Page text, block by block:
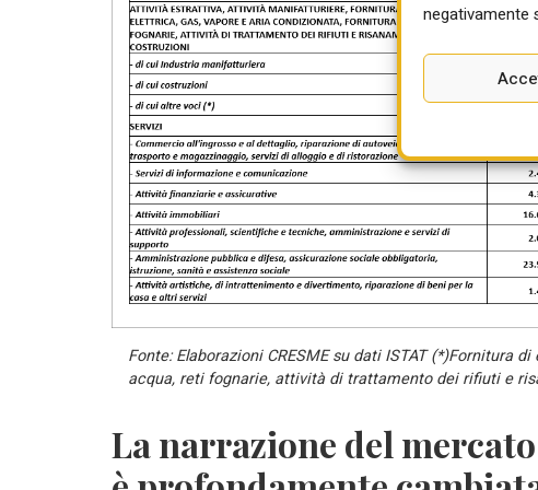
negativamente
Fonte: Elaborazioni CRESME su dati ISTAT (*)Fornitura
acqua, reti fognarie, attività di trattamento dei rifiuti e
La narrazione del